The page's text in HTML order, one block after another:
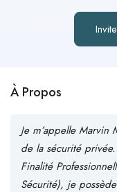
À Propos
Je m’appelle
de la sécurité
Finalité
Sécurité), je